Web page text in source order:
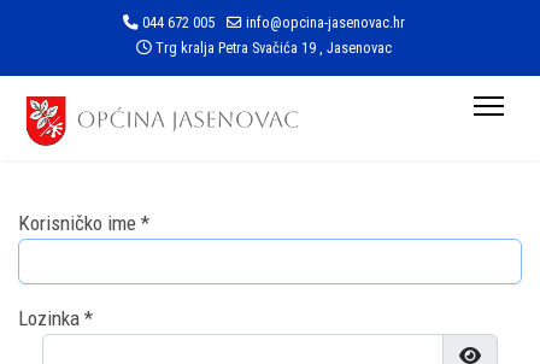
044 672 005
info@opcina-jasenovac.hr
Trg kralja Petra Svačića 19 , Jasenovac
Korisničko ime *
Lozinka *